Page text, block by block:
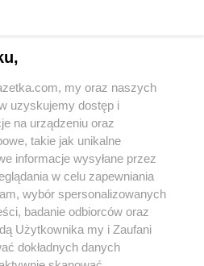
rynku
prywatności
my oraz naszych
uzyskujemy dostęp i
na urządzeniu oraz
takie jak unikalne
informacje wysyłane przez
w celu zapewniania
wybór spersonalizowanych
badanie odbiorców oraz
Użytkownika my i Zaufani
dokładnych danych